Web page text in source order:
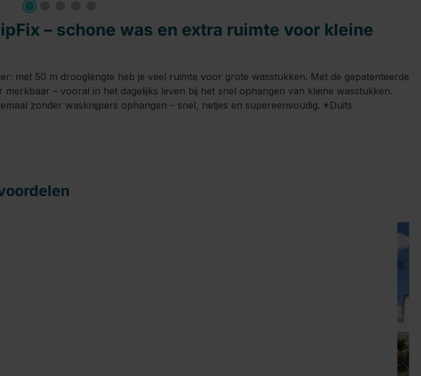
– schone was en extra ruimte voor kleine
met 50 m drooglengte heb je veel ruimte voor grote wasstukken. Met de gepatenteerde
– vooral in het dagelijks leven bij het snel ophangen van kleine wasstukken.
zonder wasknijpers ophangen – snel, netjes en supereenvoudig. *Duits